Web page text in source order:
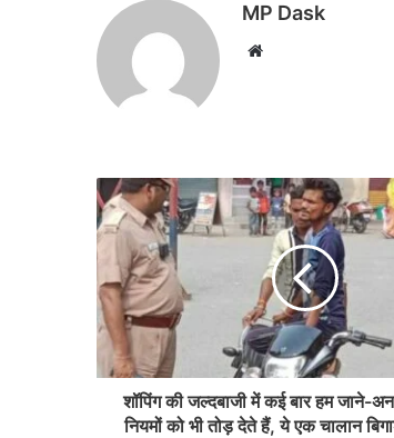
MP Dask
Website
शॉपिंग की जल्दबाजी में कई बार हम जाने-
नियमों को भी तोड़ देते हैं, ये एक चालान